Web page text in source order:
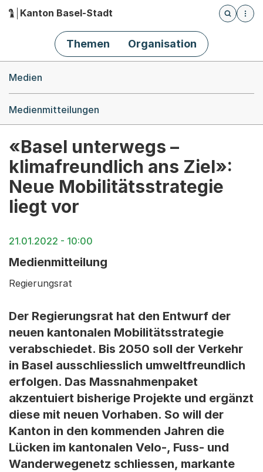
Hauptnavigation
Kanton Basel-Stadt
Öffnet
Themen Organisation
Medien
Medienmitteilungen
«Basel unterwegs –
klimafreundlich ans Ziel»:
Neue Mobilitätsstrategie
liegt vor
21.01.2022 - 10:00
Medienmitteilung
Regierungsrat
Der Regierungsrat hat den Entwurf der
neuen kantonalen Mobilitätsstrategie
verabschiedet. Bis 2050 soll der Verkehr
in Basel ausschliesslich umweltfreundlich
erfolgen. Das Massnahmenpaket
akzentuiert bisherige Projekte und ergänzt
diese mit neuen Vorhaben. So will der
Kanton in den kommenden Jahren die
Lücken im kantonalen Velo-, Fuss- und
Wanderwegenetz schliessen, markante